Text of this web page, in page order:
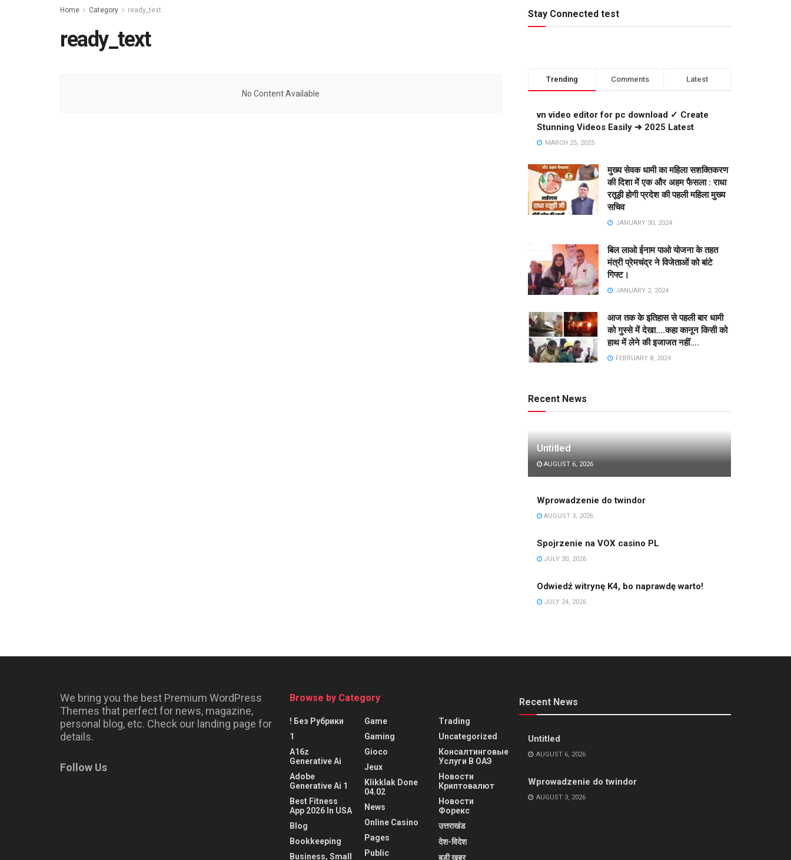
Home Category ready_text
ready_text
No Content Available
Stay Connected test
Trending Comments Latest
vn video editor for pc download ✓ Create
Stunning Videos Easily ➔ 2025 Latest
MARCH 25, 2025
मुख्य सेवक धामी का महिला सशक्तिकरण
की दिशा में एक और अहम फैसला : राधा
रतूड़ी होगी प्रदेश की पहली महिला मुख्य
सचिव
JANUARY 30, 2024
बिल लाओ ईनाम पाओ योजना के तहत
मंत्री प्रेमचंद्र ने विजेताओं को बांटे
गिफ्ट।
JANUARY 2, 2024
आज तक के इतिहास से पहली बार धामी
को गुस्से में देखा….कहा कानून किसी को
हाथ में लेने की इजाजत नहीं….
FEBRUARY 8, 2024
Recent News
Untitled
AUGUST 6, 2026
Wprowadzenie do twindor
AUGUST 3, 2026
Spojrzenie na VOX casino PL
JULY 30, 2026
Odwiedź witrynę K4, bo naprawdę warto!
JULY 24, 2026
We bring you the best Premium WordPress
Themes that perfect for news, magazine,
personal blog, etc. Check our landing page for
details.
Follow Us
Browse by Category
! Без Рубрики
1
A16z
Generative Ai
Adobe
Generative Ai 1
Best Fitness
App 2026 In USA
Blog
Bookkeeping
Business, Small
Game
Gaming
Gioco
Jeux
Klikklak Done
04.02
News
Online Casino
Pages
Public
Trading
Uncategorized
Консалтинговые
Услуги В ОАЭ
Новости
Криптовалют
Новости
Форекс
उत्तराखंड
देश-विदेश
बड़ी खबर
Recent News
Untitled
AUGUST 6, 2026
Wprowadzenie do twindor
AUGUST 3, 2026